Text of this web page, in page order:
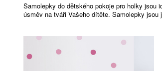
Samolepky do dětského pokoje pro holky
úsměv na tváři Vašeho dítěte. Samolepky jsou